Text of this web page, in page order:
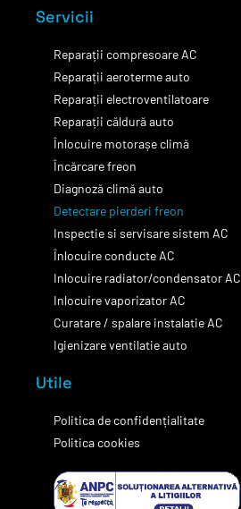
Servicii
Reparații compresoare AC
Reparații aeroterme auto
Reparații electroventilatoare
Reparații căldură auto
Înlocuire motorașe climă
Încărcare freon
Diagnoză climă auto
Detectare pierderi freon
Inspectie si servisare sistem AC
Înlocuire conducte AC
Inlocuire radiator/condensator AC
Inlocuire vaporizator AC
Curatare / spalare instalatie AC
Igienizare ventilatie auto
Utile
Politica de confidențialitate
Politica cookies